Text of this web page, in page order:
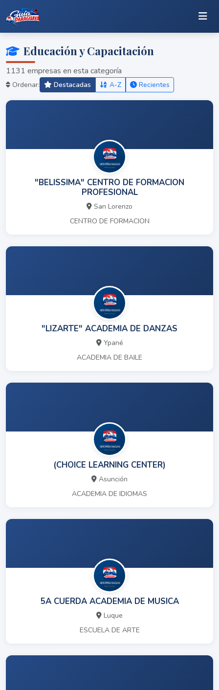
Educación y Capacitación
1131 empresas en esta categoría
Ordenar: Destacadas A-Z Recientes
"BELISSIMA" CENTRO DE FORMACION
PROFESIONAL
San Lorenzo
CENTRO DE FORMACION
"LIZARTE" ACADEMIA DE DANZAS
Ypané
ACADEMIA DE BAILE
(CHOICE LEARNING CENTER)
Asunción
ACADEMIA DE IDIOMAS
5A CUERDA ACADEMIA DE MUSICA
Luque
ESCUELA DE ARTE